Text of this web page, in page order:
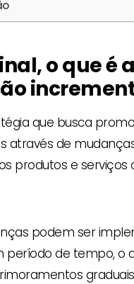
o que é a
que busca
através de
produtos e serviços
podem ser
período de tempo, o